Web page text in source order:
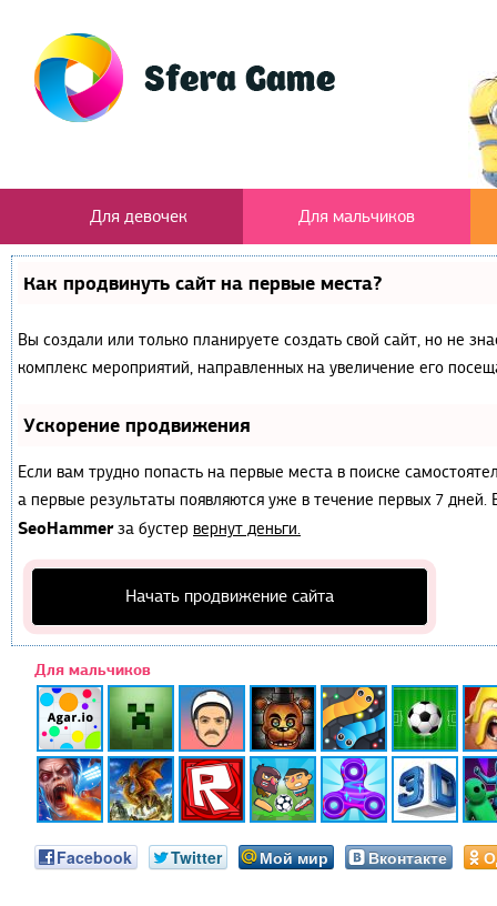
Для девочек Для мальчиков
Как продвинуть сайт на первые места?
Вы создали или только планируете создать свой сайт, но не
комплекс мероприятий, направленных на увеличение его
Ускорение продвижения
Если вам трудно попасть на первые места в поиске
а первые результаты появляются уже в течение первых 7
SeoHammerза бустер вернут деньги.
Начать продвижение сайта
Для мальчиков
Facebook Twitter Мой мир Вконтакте